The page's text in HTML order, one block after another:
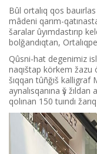
Bûl ortalıq qos
mâdeni qarım-
šaralar ûyımdastırıp
bolğandıqtan,
Qûsni-hat degenіmіz
naqıštap körkem žazu
šıqqan tûñğıš kalligraf
aynalısqanına үš žıldan
qolınan 150 tuındı